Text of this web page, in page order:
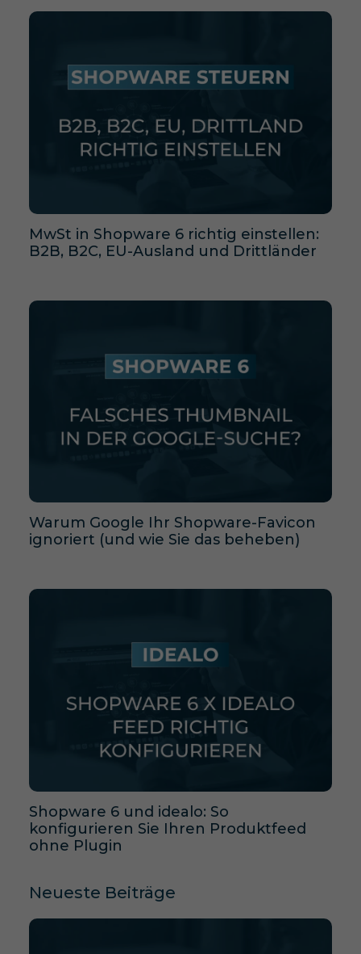
MwSt in Shopware 6 richtig einstellen:
B2B, B2C, EU-Ausland und Drittländer
Warum Google Ihr Shopware-Favicon
ignoriert (und wie Sie das beheben)
Shopware 6 und idealo: So
konfigurieren Sie Ihren Produktfeed
ohne Plugin
Neueste Beiträge